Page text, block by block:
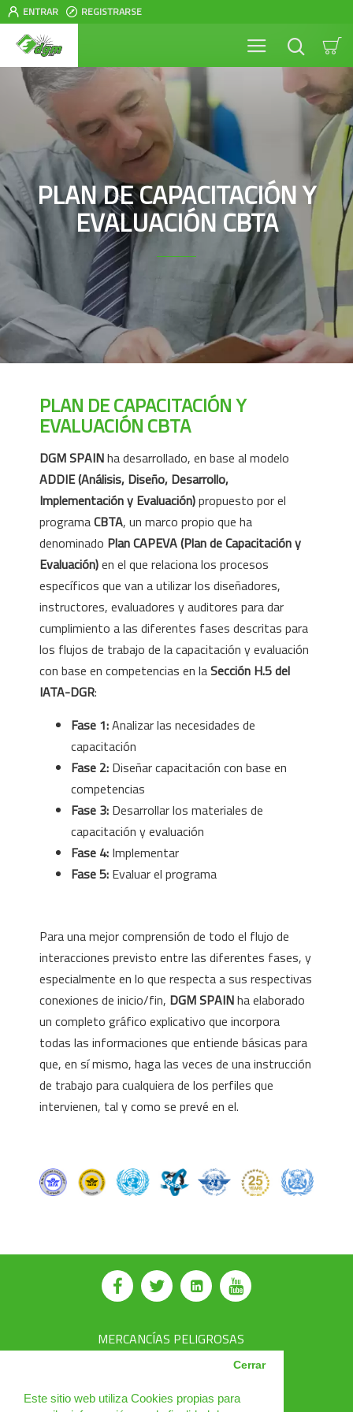
Este sitio web utiliza Cookies propias para
Cerrar
ENTRAR REGISTRARSE
PLAN DE CAPACITACIÓN Y
EVALUACIÓN CBTA
PLAN DE CAPACITACIÓN Y
EVALUACIÓN CBTA
DGM SPAINha desarrollado, en base al modelo
ADDIE (Análisis, Diseño, Desarrollo,
Implementación y Evaluación)propuesto por el
programaCBTA, un marco propio que ha
denominado Plan CAPEVA (Plan de Capacitación y
Evaluación)en el que relaciona los procesos
específicos que van a utilizar los diseñadores,
instructores, evaluadores y auditores para dar
cumplimiento a las diferentes fases descritas para
los flujos de trabajo de la capacitación y evaluación
con base en competencias en laSección H.5 del
IATA-DGR:
Fase 1:Analizar las necesidades de
capacitación
Fase 2: Diseñar capacitación con base en
competencias
Fase 3: Desarrollar los materiales de
capacitación y evaluación
Fase 4: Implementar
Fase 5: Evaluar el programa
Para una mejor comprensión de todo el flujo de
interacciones previsto entre las diferentes fases, y
especialmente en lo que respecta a sus respectivas
conexiones de inicio/fin, DGM SPAINha elaborado
un completo gráfico explicativo que incorpora
todas las informaciones que entiende básicas para
que, en sí mismo, haga las veces de una instrucción
de trabajo para cualquiera de los perfiles que
intervienen, tal y como se prevé en el.
MERCANCÍAS PELIGROSAS
PRODUCTOS